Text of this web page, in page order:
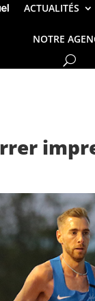
ACTUALITÉS
NOTRE